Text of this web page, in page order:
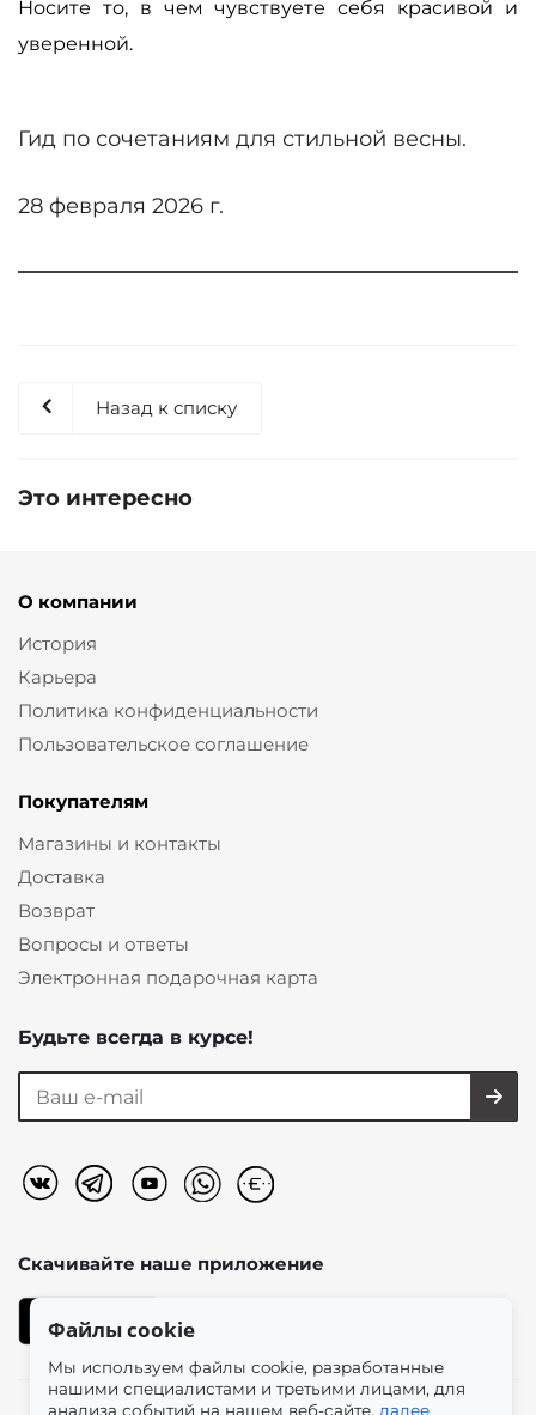
Носите то, в чем чувствуете себя красивой и
уверенной.
Гид по сочетаниям для стильной весны.
28 февраля 2026 г.
Назад к списку
Это интересно
О компании
История
Карьера
Политика конфиденциальности
Пользовательское соглашение
Покупателям
Магазины и контакты
Доставка
Возврат
Вопросы и ответы
Электронная подарочная карта
Будьте всегда в курсе!
Скачивайте наше приложение
Файлы cookie
Мы используем файлы cookie, разработанные
нашими специалистами и третьими лицами, для
анализа событий на нашем веб-сайте. далее